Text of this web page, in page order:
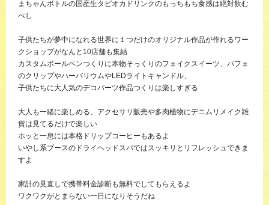
まちゃんボトルの国産生タピオカドリンクのもっちもち食感は絶対飲む
べし
子供たちが夢中になれる世界に１つだけのオリジナル作品が作れるワー
クショップがなんと10店舗も集結
カスタムボールペンつくりに本物そっくりのフェイクスイーツ、パフェ
のクリップやハーバリウムやLEDライトキャンドル、
子供たちに大人気のデコパーツ作品つくりは楽しすぎる
大人も一緒に楽しめる、アクセサリ販売や多肉植物にデニムリメイク雑
貨は見てるだけで楽しい
ホッと一息には本格ドリップコーヒーもあるよ
いやし系ブースのドライヘッドスパではスッキリとリフレッシュできま
すよ
家計の見直しで携帯料金診断も無料でしてもらえるよ
ワクワクがとまらない一日になりそうだね